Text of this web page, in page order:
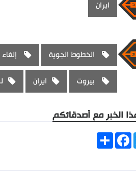
ايران
الخطوط الجوية
بيروت ايران
الخبر مع أصدقائكم
ShareFacebook